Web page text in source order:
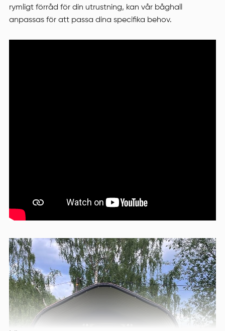
rymligt förråd för din utrustning, kan vår båghall
anpassas för att passa dina specifika behov.